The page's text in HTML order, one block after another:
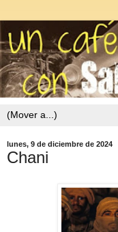
lunes, 9 de diciembre de 2024
Chani